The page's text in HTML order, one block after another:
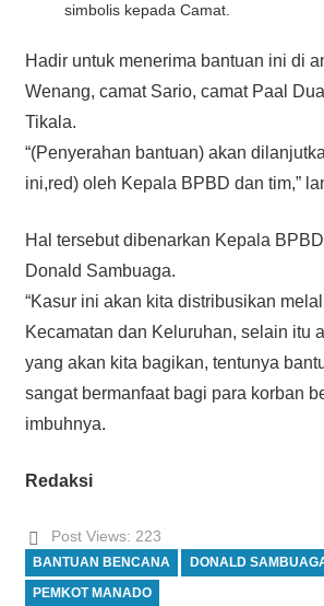
simbolis kepada Camat.
Hadir untuk menerima bantuan ini di
Wenang, camat Sario, camat Paal
Tikala.
“(Penyerahan bantuan) akan
ini,red) oleh Kepala BPBD dan tim,”
Hal tersebut dibenarkan Kepala
Donald Sambuaga.
“Kasur ini akan kita distribusikan
Kecamatan dan Keluruhan, selain itu
yang akan kita bagikan, tentunya
sangat bermanfaat bagi para korban
imbuhnya.
Redaksi
Post Views: 223
BANTUAN BENCANA DONALD
PEMKOT MANADO